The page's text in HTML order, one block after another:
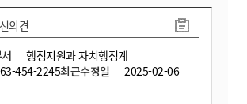
행정지원과 자치행정계
454-2245최근수정일 2025-02-06
의견